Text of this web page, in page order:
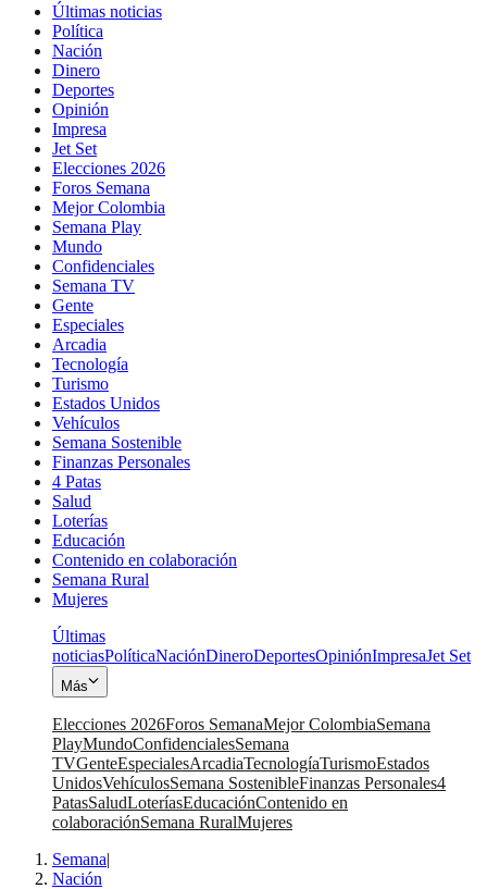
Últimas noticias
Política
Nación
Dinero
Deportes
Opinión
Impresa
Jet Set
Elecciones 2026
Foros Semana
Mejor Colombia
Semana Play
Mundo
Confidenciales
Semana TV
Gente
Especiales
Arcadia
Tecnología
Turismo
Estados Unidos
Vehículos
Semana Sostenible
Finanzas Personales
4 Patas
Salud
Loterías
Educación
Contenido en colaboración
Semana Rural
Mujeres
Últimas
noticiasPolíticaNaciónDineroDeportesOpiniónImpresaJet Set
Más
Elecciones 2026Foros SemanaMejor ColombiaSemana
PlayMundoConfidencialesSemana
TVGenteEspecialesArcadiaTecnologíaTurismoEstados
UnidosVehículosSemana SostenibleFinanzas Personales4
PatasSaludLoteríasEducaciónContenido en
colaboraciónSemana RuralMujeres
Semana|
Nación